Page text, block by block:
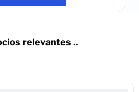
relevantes ..